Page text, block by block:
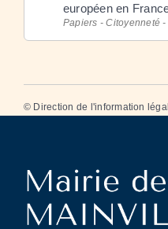
européen en
Papiers - Citoyenneté
© Direction de l'information